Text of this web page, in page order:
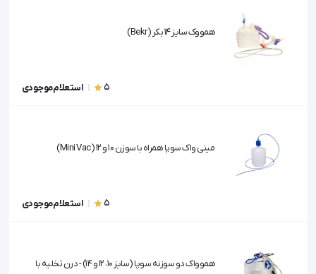
همووک سایز 14 بکر (Bekr)
5 استعلام موجودی
مینی واک سوپا همراه با سوزن ۱۰ و ۱۲ (Mini Vac)
5 استعلام موجودی
هموواک دو سوزنه سوپا (سایز ۱۰، ۱۲ و ۱۴) - درن تخلیه با